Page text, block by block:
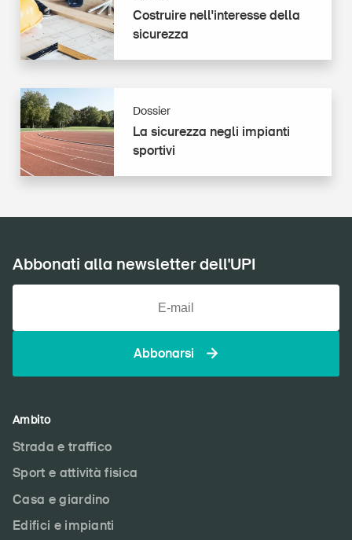
Costruire nell­'­in­ter­es­se della
sicurezza
nell­'­
in­
ter­
della
sicurezza
La sicurezza negli impianti
sportivi
Dossier
La
sicurezza
negli
impianti
Abbonati alla newsletter dell'UPI
Abbonarsi
Ambito
Strada e traffico
Sport e attività fisica
Casa e giardino
Edifici e impianti